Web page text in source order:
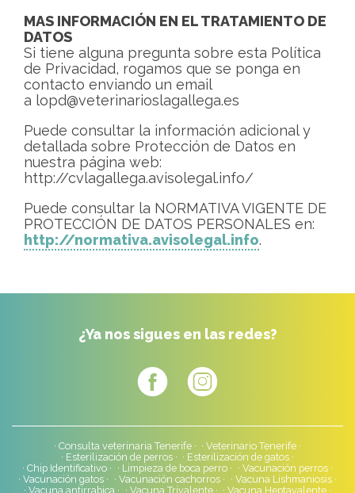
MAS INFORMACIÓN EN EL TRATAMIENTO DE
DATOS
Si tiene alguna pregunta sobre esta Política
de Privacidad, rogamos que se ponga en
contacto enviando un email
a lopd@veterinarioslagallega.es
Puede consultar la información adicional y
detallada sobre Protección de Datos en
nuestra página web:
http://cvlagallega.avisolegal.info/
Puede consultar la NORMATIVA VIGENTE DE
PROTECCIÓN DE DATOS PERSONALES en:
http://normativa.avisolegal.info.
¿Ya nos sigues en las redes?
Consulta veterinaria Tenerife
Veterinario Tenerife
Esterilización de perros
Esterilización de gatos
Chip Identificativo
Limpieza de boca perro
Vacunación perros
Vacunación gatos
Vacunación cachorros
Vacuna Lishmaniosis
Vacuna antirrabica
Vacuna Trivalente Vacuna Heptavalente